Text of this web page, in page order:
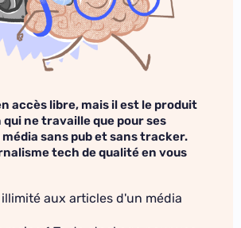
accès libre, mais il est le produit
ne travaille que pour ses
sans pub et sans tracker.
tech de qualité en vous
aux articles d'un média